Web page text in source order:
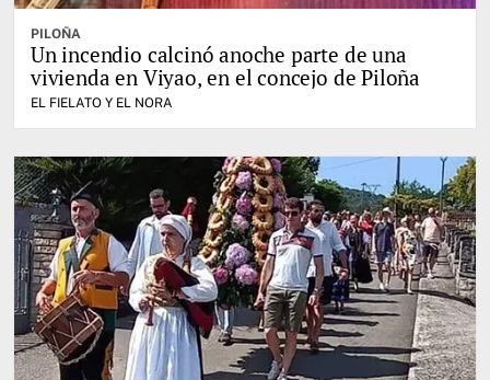
PILOÑA
Un incendio calcinó anoche parte de una
vivienda en Viyao, en el concejo de Piloña
EL FIELATO Y EL NORA